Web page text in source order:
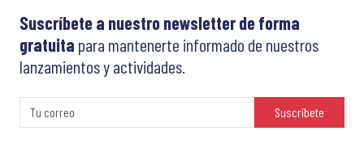
Suscríbete a nuestro newsletter de forma
gratuita para mantenerte informado de nuestros
lanzamientos y actividades.
Suscríbete